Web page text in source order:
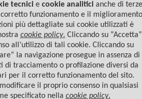
tecnicie cookie analiticianche di terze
funzionamento e il miglioramento
più dettagliate sui cookie utilizzati è
cookie policy. Cliccando su “Accetta”
all’utilizzo di tali cookie. Cliccando su
la navigazione prosegue in assenza di
di tracciamento o profilazione diversi da
per il corretto funzionamento del sito.
il proprio consenso in qualsiasi
specificato nella cookie policy.